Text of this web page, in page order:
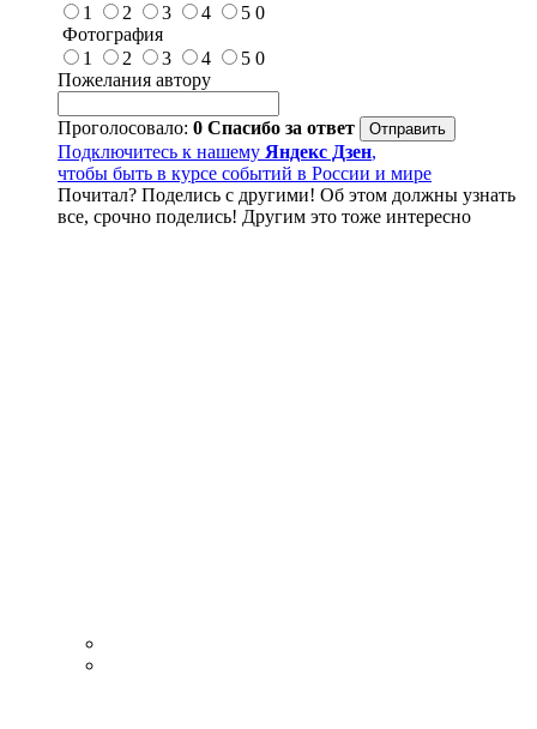
1
2 3 4 5 0
Фотография
1
2 3 4 5 0
Пожелания автору
Проголосовало: 0 Спасибо за ответ
Подключитесь к нашему Яндекс Дзен,
чтобы быть в курсе событий в России и мире
Почитал? Поделись с другими! Об этом должны узнать
все, срочно поделись! Другим это тоже интересно